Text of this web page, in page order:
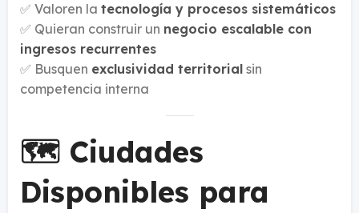
✅ Valoren la tecnología y procesos sistemáticos
✅ Quieran construir un negocio escalable con
ingresos recurrentes
✅ Busquen exclusividad territorial sin
competencia interna
🗺️ Ciudades
Disponibles para